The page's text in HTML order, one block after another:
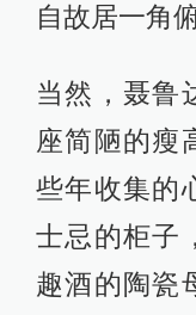
自故居一角
当然，聂鲁
座简陋的瘦
些年收集的
士忌的柜子
趣酒的陶瓷